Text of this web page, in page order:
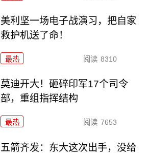
美利坚一场电子战演习，把自家
救护机送了命！
最热 阅读 8310
莫迪开大！砸碎印军17个司令
部，重组指挥结构
最热 阅读 7653
五箭齐发：东大这次出手，没给